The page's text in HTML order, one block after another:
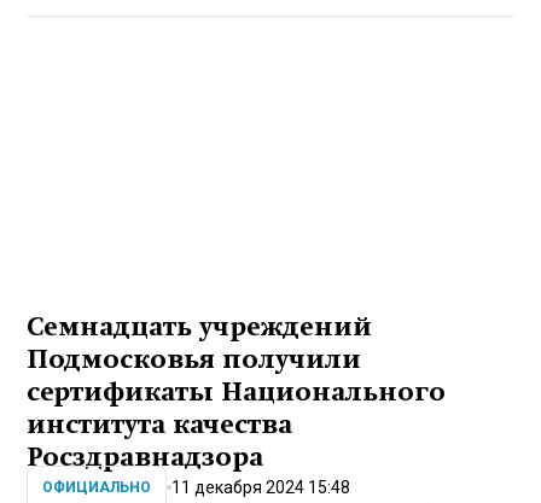
Семнадцать учреждений
Подмосковья получили
сертификаты Национального
института качества
Росздравнадзора
ОФИЦИАЛЬНО 11 декабря 2024 15:48